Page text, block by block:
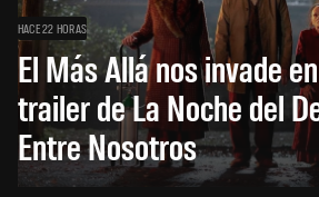
HACE 22 HORAS
El Más Allá nos invade
trailer de La Noche del
Entre Nosotros